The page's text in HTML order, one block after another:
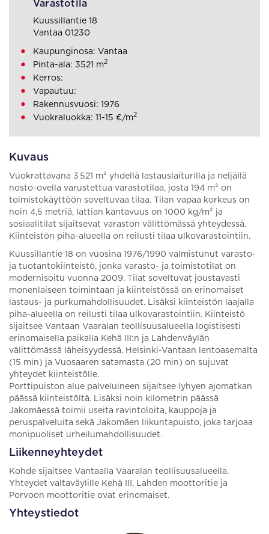
Kuvaus
Vuokrattavana 3 521 m² yhdellä lastauslaiturilla ja neljällä
nosto-ovella varustettua varastotilaa, josta 194 m² on
toimistokäyttöön soveltuvaa tilaa. Tilan vapaa korkeus on
noin 4,5 metriä, lattian kantavuus on 1000 kg/m² ja
sosiaalitilat sijaitsevat varaston välittömässä yhteydessä.
Kiinteistön piha-alueella on reilusti tilaa ulkovarastointiin.
Kuussillantie 18 on vuosina 1976/1990 valmistunut varasto-
ja tuotantokiinteistö, jonka varasto- ja toimistotilat on
modernisoitu vuonna 2009. Tilat soveltuvat joustavasti
monenlaiseen toimintaan ja kiinteistössä on erinomaiset
lastaus- ja purkumahdollisuudet. Lisäksi kiinteistön laajalla
piha-alueella on reilusti tilaa ulkovarastointiin. Kiinteistö
sijaitsee Vantaan Vaaralan teollisuusalueella logistisesti
erinomaisella paikalla Kehä III:n ja Lahdenväylän
välittömässä läheisyydessä. Helsinki-Vantaan lentoasemalta
(15 min) ja Vuosaaren satamasta (20 min) on sujuvat
yhteydet kiinteistölle.
Porttipuiston alue palveluineen sijaitsee lyhyen ajomatkan
päässä kiinteistöltä. Lisäksi noin kilometrin päässä
Jakomäessä toimii useita ravintoloita, kauppoja ja
peruspalveluita sekä Jakomäen liikuntapuisto, joka tarjoaa
monipuoliset urheilumahdollisuudet.
Liikenneyhteydet
Kohde sijaitsee Vantaalla Vaaralan teollisuusalueella.
Yhteydet valtaväylille Kehä III, Lahden moottoritie ja
Porvoon moottoritie ovat erinomaiset.
Yhteystiedot
Varastotila
Kuussillantie 18
Vantaa 01230
Kaupunginosa: Vantaa
Pinta-ala: 3521 m2
Kerros:
Vapautuu:
Rakennusvuosi: 1976
Vuokraluokka: 11-15 €/m2